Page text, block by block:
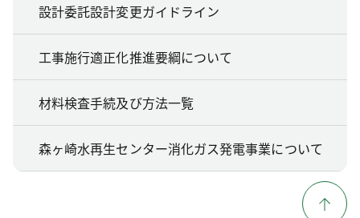
設計委託設計変更ガイドライン
工事施行適正化推進要綱について
材料検査手続及び方法一覧
森ヶ崎水再生センター消化ガス発電事業について